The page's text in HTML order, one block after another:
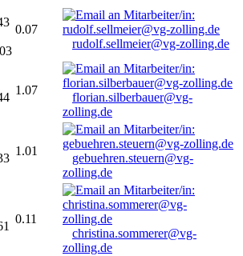
0.07
rudolf.sellmeier@vg-zolling.de
1.07
florian.silberbauer@vg-
zolling.de
1.01
gebuehren.steuern@vg-
zolling.de
0.11
christina.sommerer@vg-
zolling.de